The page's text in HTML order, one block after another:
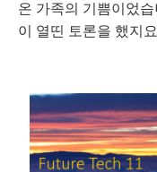
온 가족의 기쁨이었
이
열띤 토론을 했지요